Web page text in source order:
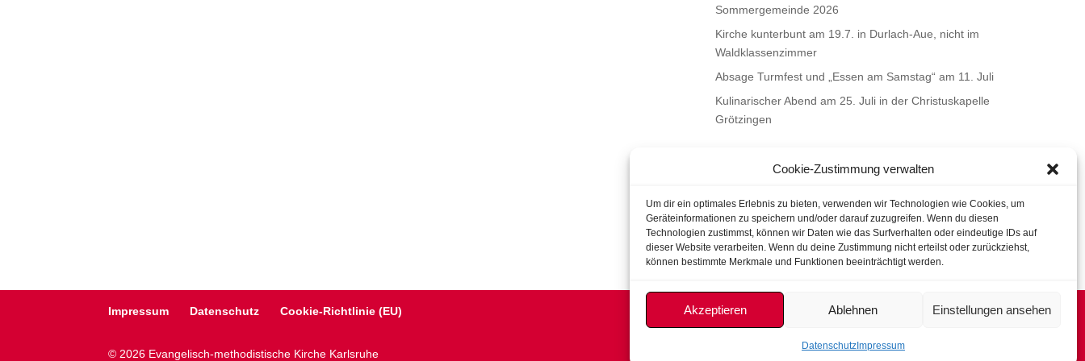
Cookie-Zustimmung verwalten
Um dir ein optimales Erlebnis zu bieten, verwenden wir Technologien wie Cookies, um
Geräteinformationen zu speichern und/oder darauf zuzugreifen. Wenn du diesen
Technologien zustimmst, können wir Daten wie das Surfverhalten oder eindeutige IDs auf
dieser Website verarbeiten. Wenn du deine Zustimmung nicht erteilst oder zurückziehst,
können bestimmte Merkmale und Funktionen beeinträchtigt werden.
Akzeptieren Ablehnen Einstellungen ansehen
DatenschutzImpressum
Sommergemeinde 2026
Kirche kunterbunt am 19.7. in Durlach-Aue, nicht im
Waldklassenzimmer
Absage Turmfest und „Essen am Samstag“ am 11. Juli
Kulinarischer Abend am 25. Juli in der Christuskapelle
Grötzingen
Impressum Datenschutz Cookie-Richtlinie (EU)
© 2026 Evangelisch-methodistische Kirche Karlsruhe